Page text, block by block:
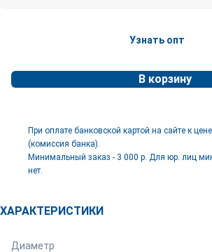
Узнать опт
В корзину
При оплате банковской картой на сайте к
(комиссия банка).
Минимальный заказ - 3 000 р. Для юр. лиц
нет.
ХАРАКТЕРИСТИКИ
Диаметр